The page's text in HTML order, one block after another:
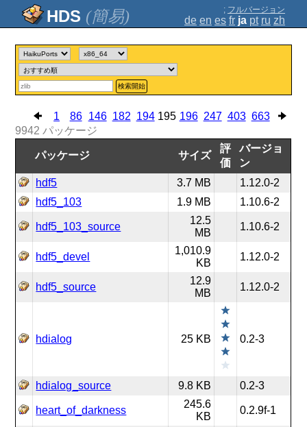
(簡易) ; フルバージョン
de en es fr ja pt ru zh
検索開始
1 86 146 182 194 195 196 247 403 663
9942 パッケージ
パッケージ サイズ
評
価
バージョ
ン
hdf5
3.7 MB
1.12.0-2
hdf5_103
1.9 MB 1.10.6-2
hdf5_103_source
12.5
MB
1.10.6-2
hdf5_devel
1,010.9
KB
1.12.0-2
hdf5_source
12.9
MB
1.12.0-2
hdialog 25 KB 0.2-3
hdialog_source 9.8 KB 0.2-3
heart_of_darkness
245.6
KB
0.2.9f-1